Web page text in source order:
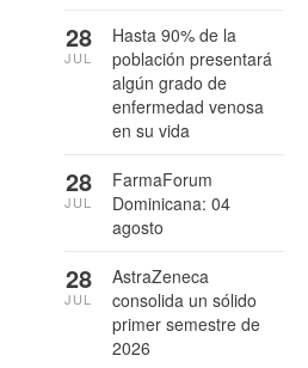
Hasta 90% de la
población presentará
algún grado de
enfermedad venosa
en su vida
28
JUL
FarmaForum
Dominicana: 04
agosto
28
JUL
AstraZeneca
consolida un sólido
primer semestre de
2026
28
JUL